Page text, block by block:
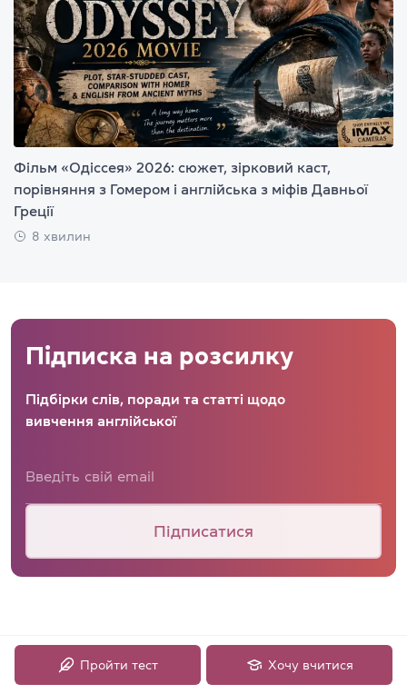
Фільм «Одіссея» 2026: сюжет, зірковий каст,
порівняння з Гомером і англійська з міфів Давньої
Греції
8 хвилин
Підписка на розсилку
Підбірки слів, поради та статті щодо
вивчення англійської
Підписатися
Студенту
Пройти тест Хочу вчитися